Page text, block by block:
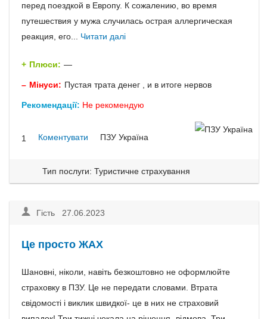
перед поездкой в Европу. К сожалению, во время
путешествия у мужа случилась острая аллергическая
реакция, его... Читати далі
Плюси: —
Мінуси: Пустая трата денег , и в итоге нервов
Рекомендації: Не рекомендую
1 Коментувати ПЗУ Україна
Тип послуги: Туристичне страхування
Гість 27.06.2023
Це просто ЖАХ
Шановні, ніколи, навіть безкоштовно не оформлюйте
страховку в ПЗУ. Це не передати словами. Втрата
свідомості і виклик швидкої- це в них не страховий